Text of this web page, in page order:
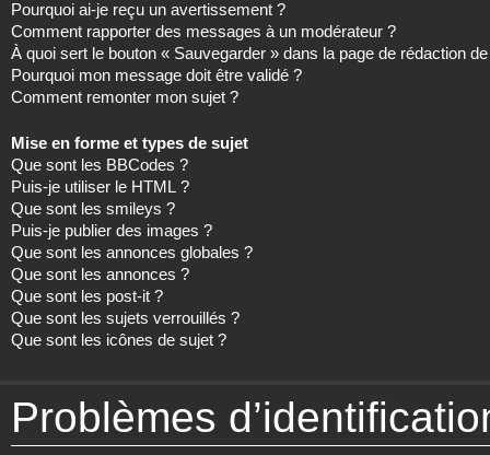
Pourquoi ai-je reçu un avertissement ?
Comment rapporter des messages à un modérateur ?
À quoi sert le bouton « Sauvegarder » dans la page de rédaction
Pourquoi mon message doit être validé ?
Comment remonter mon sujet ?
Mise en forme et types de sujet
Que sont les BBCodes ?
Puis-je utiliser le HTML ?
Que sont les smileys ?
Puis-je publier des images ?
Que sont les annonces globales ?
Que sont les annonces ?
Que sont les post-it ?
Que sont les sujets verrouillés ?
Que sont les icônes de sujet ?
Problèmes